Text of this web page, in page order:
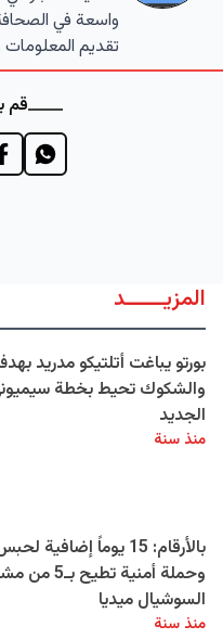
واسعة في
تقديم
قم
المزيــــــد
بورتو يباغت أتلتيكو مدريد
والشكوك تحيط بخطة
الجديد
منذ سنة
بالأرقام: 15 يوماً
وحملة أمنية تطيح
السوشيال ميديا
منذ سنة